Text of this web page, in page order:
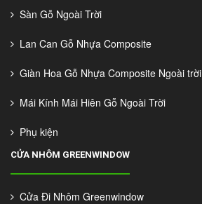
Sàn Gỗ Ngoài Trời
Lan Can Gỗ Nhựa Composite
Giàn Hoa Gỗ Nhựa Composite Ngoài trời
Mái Kính Mái Hiên Gỗ Ngoài Trời
Phụ kiện
CỬA NHÔM GREENWINDOW
Cửa Đi Nhôm Greenwindow